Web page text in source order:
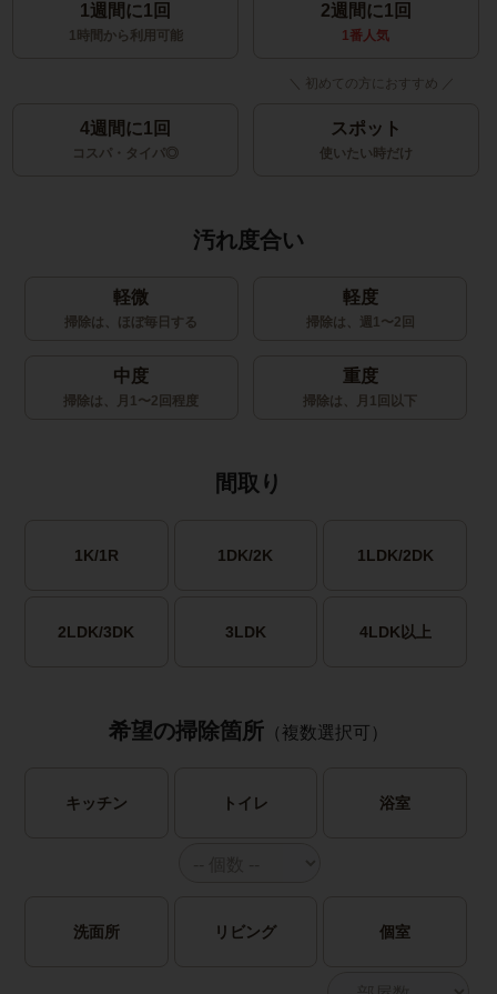
1週間に1回
1時間から利用可能
2週間に1回
1番人気
4週間に1回
コスパ・タイパ◎
スポット
使いたい時だけ
汚れ度合い
軽微
掃除は、ほぼ毎日する
軽度
掃除は、週1〜2回
中度
掃除は、月1〜2回程度
重度
掃除は、月1回以下
間取り
1K/1R 1DK/2K 1LDK/2DK
2LDK/3DK 3LDK 4LDK以上
希望の掃除箇所 （複数選択可）
キッチン トイレ 浴室
洗面所 リビング 個室